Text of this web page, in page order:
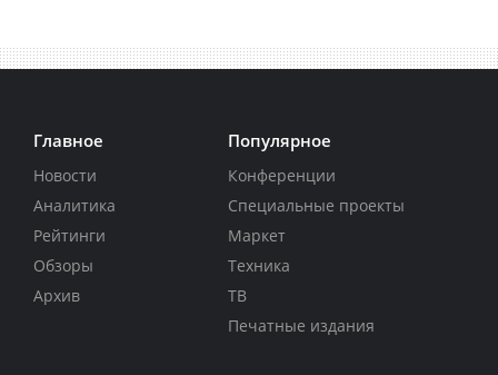
Главное
Новости
Аналитика
Рейтинги
Обзоры
Архив
Популярное
Конференции
Специальные проекты
Маркет
Техника
ТВ
Печатные издания